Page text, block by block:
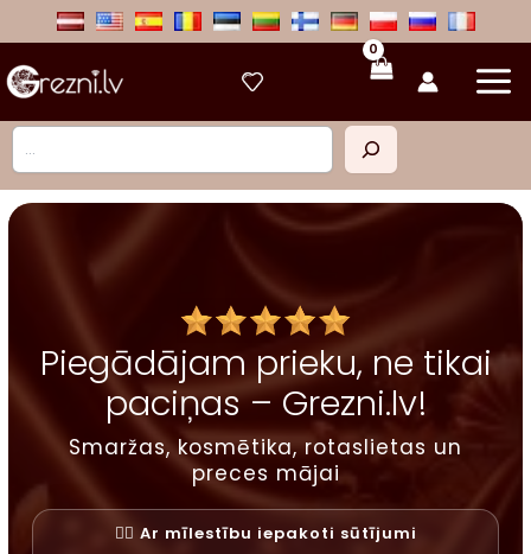
Meklēt
Piegādājam prieku, ne tikai
paciņas – Grezni.lv!
Smaržas, kosmētika, rotaslietas un
preces mājai
✓⃝ Ar mīlestību iepakoti sūtījumi